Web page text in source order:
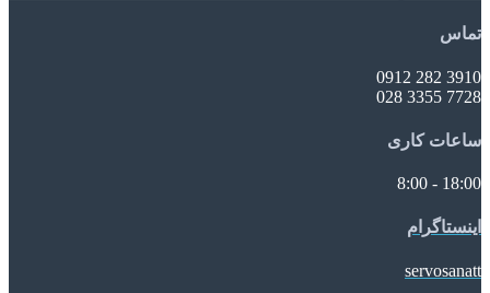
تماس
3910 282 0912
7728 3355 028
ساعات کاری
18:00 - 8:00
اینستاگرام
servosanatt